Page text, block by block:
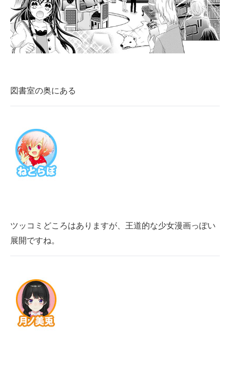
図書室の奥にある
ツッコミどころはありますが、王道的な少女漫画っぽい
展開ですね。